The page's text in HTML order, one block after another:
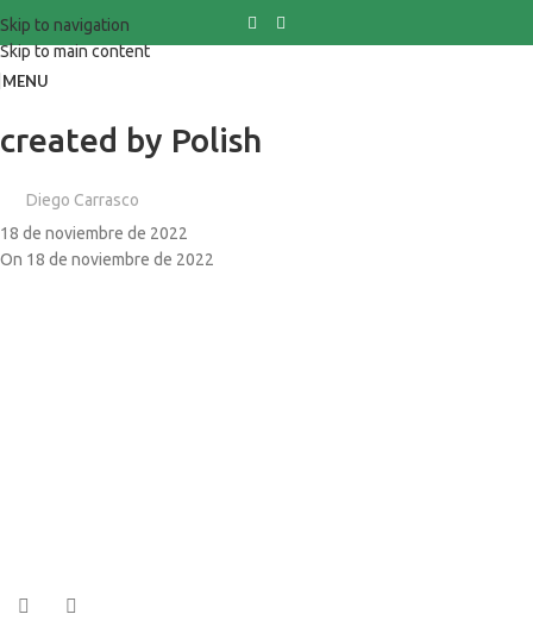
Skip to navigation
Skip to main content
MENU
created by Polish
Diego Carrasco
18 de noviembre de 2022
On 18 de noviembre de 2022